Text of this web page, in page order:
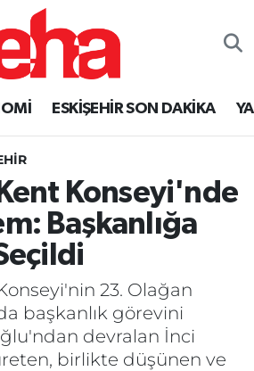
ESKİŞEHİR SON DAKİKA
Konseyi'nde
Başkanlığa
23. Olağan
başkanlık görevini
devralan İnci
birlikte düşünen ve